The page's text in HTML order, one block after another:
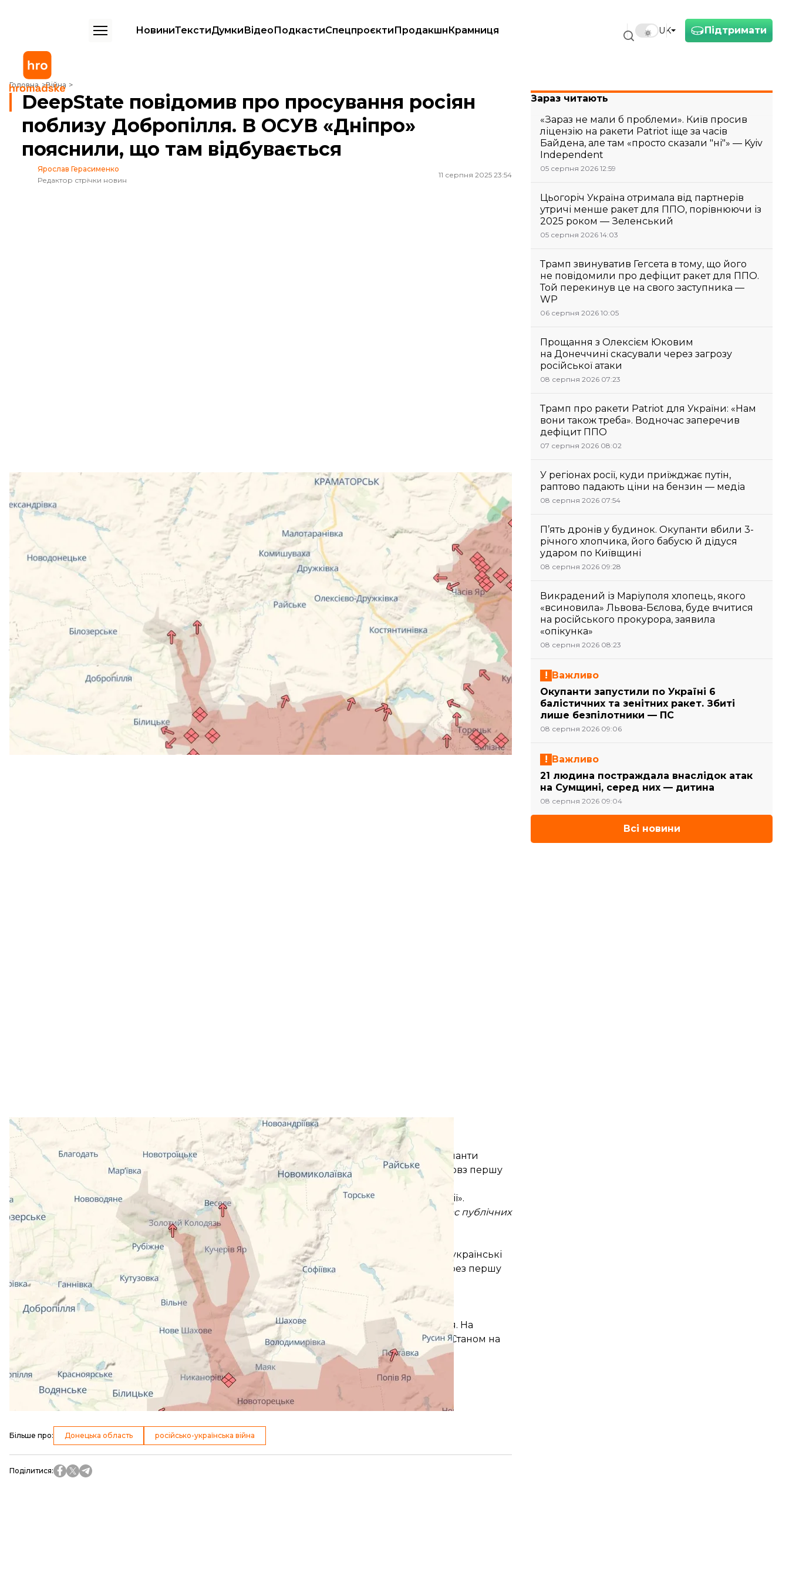
Підтримати
UK
НовиниТекстиДумкиВідеоПодкастиСпецпроєктиПродакшнКрамниця
Головна Війна
DeepState повідомив про просування росіян поблизу Добропілля. В ОСУВ «Дніпро» пояснили, що там відбувається
DeepState повідомив про просування росіян
поблизу Добропілля. В ОСУВ «Дніпро»
пояснили, що там відбувається
Ярослав Герасименко
Редактор стрічки новин
11 серпня 2025 23:54
Ця карта на порталі DeepState демонструє просування росіян поблизу Добропілля, як стверджує сам аналітичний проєкт
Аналітичний проєкт DeepState заявив, що російським військам вдалося просунутися поблизу міста
Добропілля на Донеччині. Водночас в оперативно-стратегічному угрупованні військ «Дніпро»
пояснили, що окупанти хоч і просочуються через першу лінію оборони, але після цього їх знищують
українські військові.
Про це йдеться в дописах
DeepState ОСУВ «Дніпро»
Так, за даними DeepState, окупанти змогли підійти до населених пунктів Кучерів Яр, Золотий
Колодязь та Веселе, що на північному сході від Добропілля, й тепер накопичують там сили для
подальшого розвитку свого успіху.
Одночасно, як стверджують аналітики DeepState, війська рф просунулися в напрямку траси
Добропілля — Краматорськ. За інформацією проєкту, росіян зафіксували в районі Нововодяного
та Петрівки.
Ділянка, де, за даними DeepState, окупанти розвивають свій успіх
Скриншот
В ОСУВ «Дніпро» підтвердили, що на Добропільському та Покровському напрямках окупанти
використовують перевагу в чисельності та намагаються просуватися малими групами повз першу
лінію українських позицій.
Однак наголосили, що просочування таких груп не означає «взяття під контроль території».
«Нерозуміння цього вже не раз викликало помилки під час аналізування ситуації та під час публічних
обговорень у районі Покровсько-Мирноградської агломерації», — зауважили військові.
Як додали в ОСУВ «Дніпро», ситуація є та залишається складною, а бої в цьому регіоні —
найінтенсивніші, якщо порівнювати з іншими ділянками лінії бойового зіткнення. Проте українські
військові докладають сил, щоб знищити групи окупантів, яким вдалося просочитися через першу
лінію оборони, йдеться в заяві.
«Переконливо просимо зважати на це й не поширювати інформацію з неперевірених
та недостатньо поінформованих джерел»
, — закликали в ОСУВ «Дніпро».
У Генеральному штабі ЗСУ повідомляють
про 122 боєзіткнення від початку доби, 11 серпня. На
Покровському напрямку окупанти здійснили 35 спроб потіснити українські підрозділи. Станом на
22:00 тривали три бої.
читайте також:
ЗСУ вдарили по пункту управління бригади росіян. Серед загиблих — командир
Зеленський: путін готується не до завершення війни, а до нових наступів
Більше про: Донецька область російсько-українська війна
Поділитися:
Зараз читають
«Зараз не мали б проблеми». Київ просив
ліцензію на ракети Patriot іще за часів
Байдена, але там «просто сказали "ні"» — Kyiv
Independent
05 серпня 2026 12:59
Цьогоріч Україна отримала від партнерів
утричі менше ракет для ППО, порівнюючи із
2025 роком — Зеленський
05 серпня 2026 14:03
Трамп звинуватив Гегсета в тому, що його
не повідомили про дефіцит ракет для ППО.
Той перекинув це на свого заступника —
WP
06 серпня 2026 10:05
Прощання з Олексієм Юковим
на Донеччині скасували через загрозу
російської атаки
08 серпня 2026 07:23
Трамп про ракети Patriot для України: «Нам
вони також треба». Водночас заперечив
дефіцит ППО
07 серпня 2026 08:02
У регіонах росії, куди приїжджає путін,
раптово падають ціни на бензин — медіа
08 серпня 2026 07:54
П’ять дронів у будинок. Окупанти вбили 3-
річного хлопчика, його бабусю й дідуся
ударом по Київщині
08 серпня 2026 09:28
Викрадений із Маріуполя хлопець, якого
«всиновила» Львова-Бєлова, буде вчитися
на російського прокурора, заявила
«опікунка»
08 серпня 2026 08:23
Важливо
Окупанти запустили по Україні 6
балістичних та зенітних ракет. Збиті
лише безпілотники — ПС
08 серпня 2026 09:06
Важливо
21 людина постраждала внаслідок атак
на Сумщині, серед них — дитина
08 серпня 2026 09:04
Всі новини